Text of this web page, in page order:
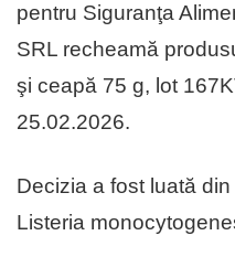
pentru Siguranţa
SRL recheamă
şi ceapă 75 g, lot
25.02.2026.
Decizia a fost luată
Listeria